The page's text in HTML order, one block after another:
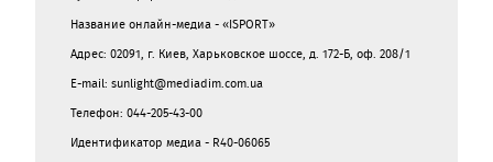
Название онлайн-медиа - «ISPORT»
Адрес: 02091, г. Киев, Харьковское шоссе, д. 172-Б, оф. 208/1
E-mail: sunlight@mediadim.com.ua
Телефон: 044-205-43-00
Идентификатор медиа - R40-06065